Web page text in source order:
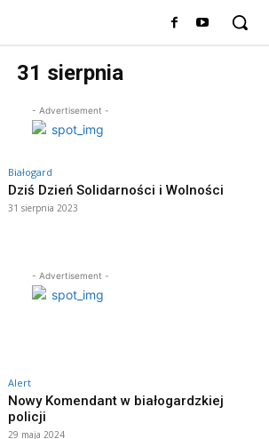
31 sierpnia
- Advertisement -
Białogard
Dziś Dzień Solidarności i Wolności
31 sierpnia 2023
- Advertisement -
Alert
Nowy Komendant w białogardzkiej
policji
29 maja 2024